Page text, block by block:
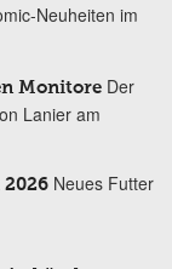
Neuheiten im
Monitore Der
Lanier am
Neues Futter